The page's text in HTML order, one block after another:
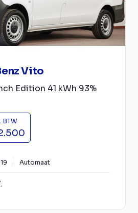
Vito
Edition 41 kWh 93%
BTW
Automaat